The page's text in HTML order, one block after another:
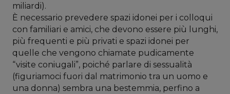
miliardi).
È necessario prevedere spazi idonei per i colloqui
con familiari e amici, che devono essere più lunghi,
più frequenti e più privati e spazi idonei per
quelle che vengono chiamate pudicamente
“visite coniugali”, poiché parlare di sessualità
(figuriamoci fuori dal matrimonio tra un uomo e
una donna) sembra una bestemmia, perfino a